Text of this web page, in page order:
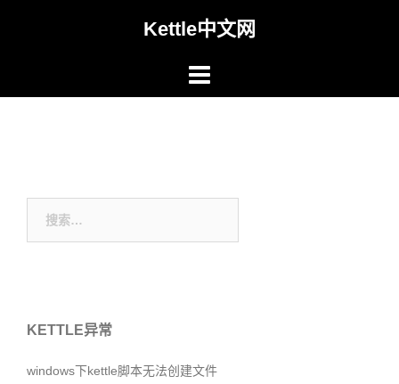
Kettle中文网
索：
KETTLE异常
windows下kettle脚本无法创建文件